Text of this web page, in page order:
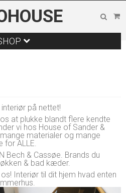
på nettet!
at plukke blandt flere kendte
vi hos House of Sander &
materialer og mange
for ALLE.
Bech & Cassøe. Brands du
& bad kæder.
Interiør til dit hjem hvad enten